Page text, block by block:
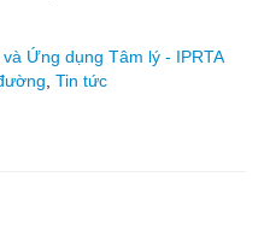
Ứng dụng Tâm lý - IPRTA
, Tin tức